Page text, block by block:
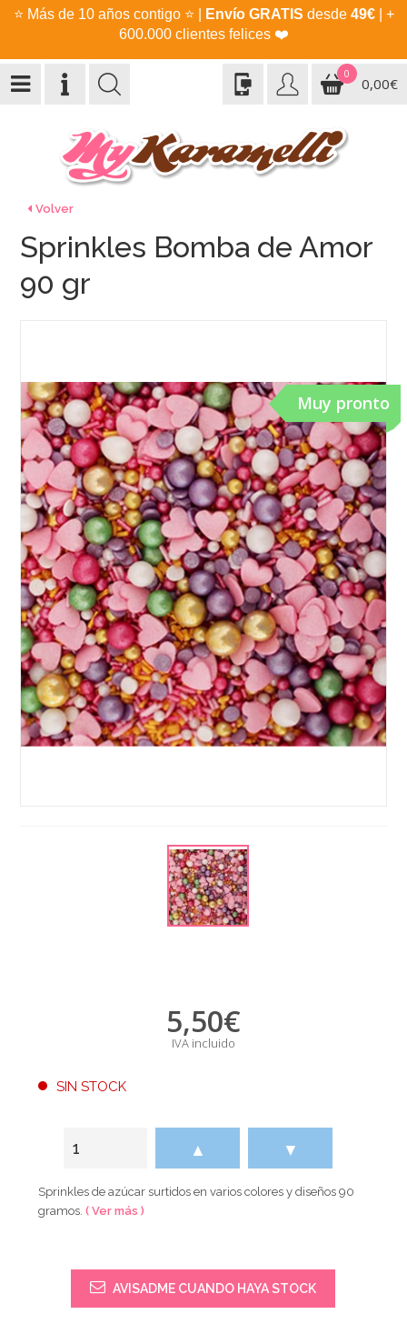
⭐ Más de 10 años contigo ⭐ Envío GRATIS desde 49€| +
600.000 clientes felices ❤️
0
0,00€
Volver
Muy pronto
Sprinkles Bomba de Amor
90 gr
5,50€
IVA incluido
SIN STOCK
▲ ▼
Sprinkles de azúcar surtidos en varios colores y diseños 90
gramos.( Ver más )
AVISADME CUANDO HAYA STOCK